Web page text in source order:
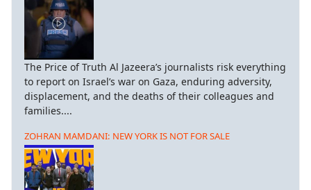
The Price of Truth Al Jazeera’s journalists risk everything
to report on Israel’s war on Gaza, enduring adversity,
displacement, and the deaths of their colleagues and
families....
ZOHRAN MAMDANI: NEW YORK IS NOT FOR SALE